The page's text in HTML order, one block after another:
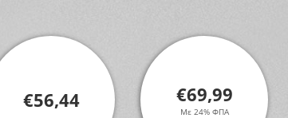
€56,44 €69,99
Με 24% ΦΠΑ